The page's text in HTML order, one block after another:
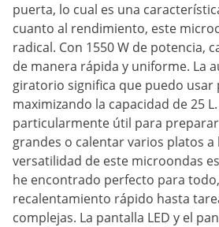
puerta, lo cual es una
cuanto al rendimiento, este
radical. Con 1550 W de potencia,
de manera rápida y uniforme. La
giratorio significa que puedo usar
maximizando la capacidad de 25
particularmente útil para
grandes o calentar varios platos a
versatilidad de este microondas
he encontrado perfecto para
recalentamiento rápido hasta
complejas. La pantalla LED y el